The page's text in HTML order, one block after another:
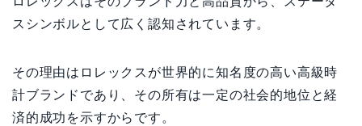
スシンボルとして広く認知されています。
その理由はロレックスが世界的に知名度の高い高級時
計ブランドであり、その所有は一定の社会的地位と経
済的成功を示すからです。